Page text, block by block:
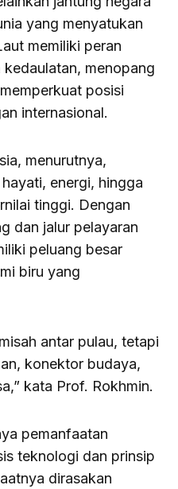
yang menyatukan
memiliki peran
menopang
posisi
internasional.
menurutnya,
energi, hingga
tinggi. Dengan
dan jalur pelayaran
peluang besar
biru yang
antar pulau, tetapi
konektor budaya,
kata Prof. Rokhmin.
pemanfaatan
teknologi dan prinsip
dirasakan